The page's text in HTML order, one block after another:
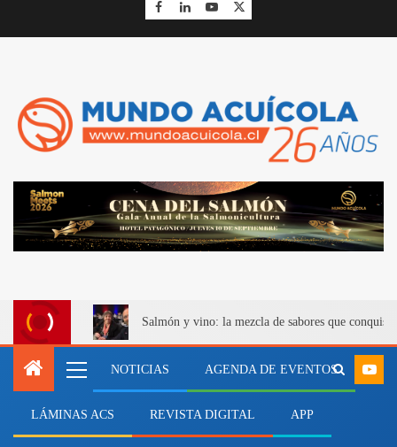
Salmón y vino: la mezcla de sabores que
NOTICIAS AGENDA DE EVENTOS
LÁMINAS ACS REVISTA DIGITAL APP